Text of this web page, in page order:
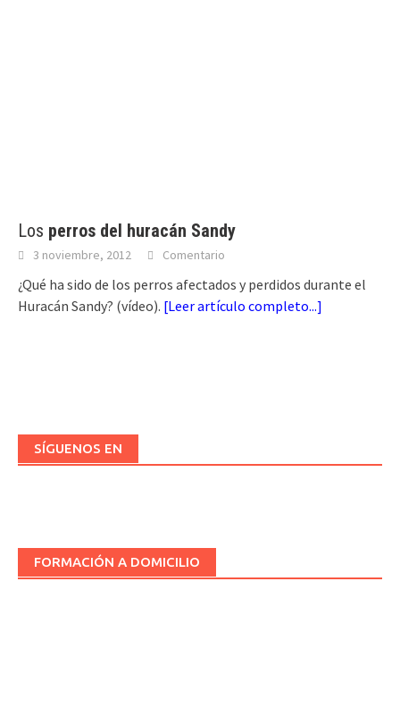
Los perros del huracán Sandy
3 noviembre, 2012 Comentario
¿Qué ha sido de los perros afectados y perdidos durante el
Huracán Sandy? (vídeo). [Leer artículo completo...]
SÍGUENOS EN
FORMACIÓN A DOMICILIO